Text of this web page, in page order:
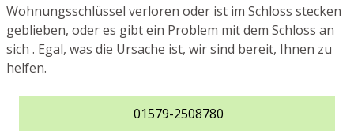
Wohnungsschlüssel verloren oder ist im Schloss stecken
geblieben, oder es gibt ein Problem mit dem Schloss an
sich . Egal, was die Ursache ist, wir sind bereit, Ihnen zu
helfen.
01579-2508780